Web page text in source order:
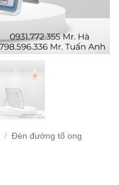
/ Đèn đường tổ ong